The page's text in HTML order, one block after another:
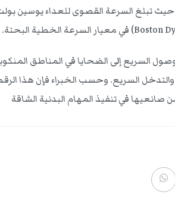
السريع إلى الضحايا في المناطق
السريع. وحسب الخبراء فإن هذا
في تنفيذ المهام البدنية الشاقة